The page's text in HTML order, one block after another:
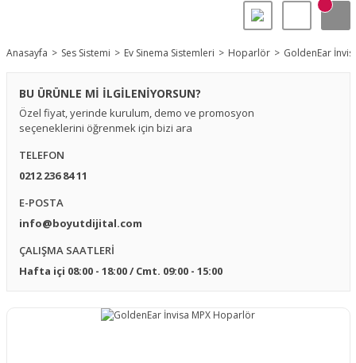
Anasayfa Ses Sistemi Ev Sinema Sistemleri Hoparlör GoldenEar
BU ÜRÜNLE Mİ İLGİLENİYORSUN?
Özel fiyat, yerinde kurulum, demo ve promosyon
seçeneklerini öğrenmek için bizi ara
TELEFON
0212 236 84 11
E-POSTA
info@boyutdijital.com
ÇALIŞMA SAATLERİ
Hafta içi 08:00 - 18:00 / Cmt. 09:00 - 15:00